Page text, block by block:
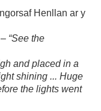
Henllan ar y
“See the
and placed in a
shining ... Huge
the lights went